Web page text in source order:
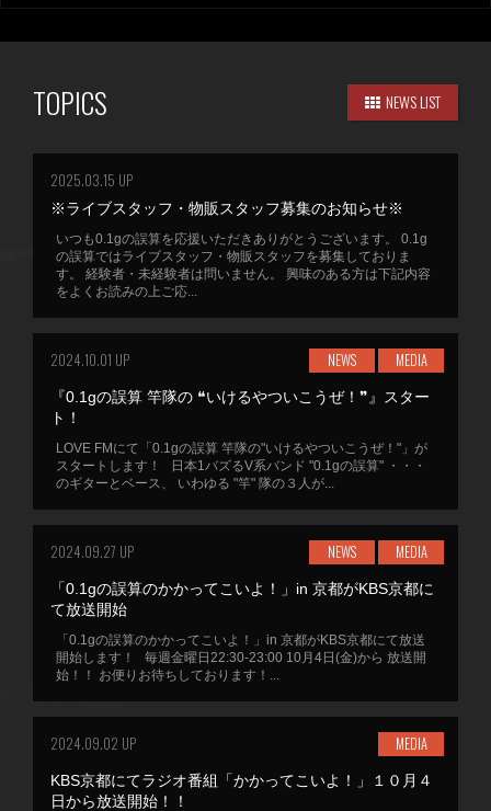
TOPICS NEWS LIST
2025.03.15 UP
※ライブスタッフ・物販スタッフ募集のお知らせ※
いつも0.1gの誤算を応援いただきありがとうございます。 0.1g
の誤算ではライブスタッフ・物販スタッフを募集しておりま
す。 経験者・未経験者は問いません。 興味のある方は下記内容
をよくお読みの上ご応...
2024.10.01 UP NEWS MEDIA
『0.1gの誤算 竿隊の ❝いけるやついこうぜ！❞』スター
ト！
LOVE FMにて「0.1gの誤算 竿隊の"いけるやついこうぜ！"」が
スタートします！ 日本1バズるV系バンド "0.1gの誤算" ・・・
のギターとベース、 いわゆる "竿" 隊の３人が...
2024.09.27 UP NEWS MEDIA
「0.1gの誤算のかかってこいよ！」in 京都がKBS京都に
て放送開始
「0.1gの誤算のかかってこいよ！」in 京都がKBS京都にて放送
開始します！ 毎週金曜日22:30-23:00 10月4日(金)から 放送開
始！！ お便りお待ちしております！...
2024.09.02 UP MEDIA
KBS京都にてラジオ番組「かかってこいよ！」１０月４
日から放送開始！！